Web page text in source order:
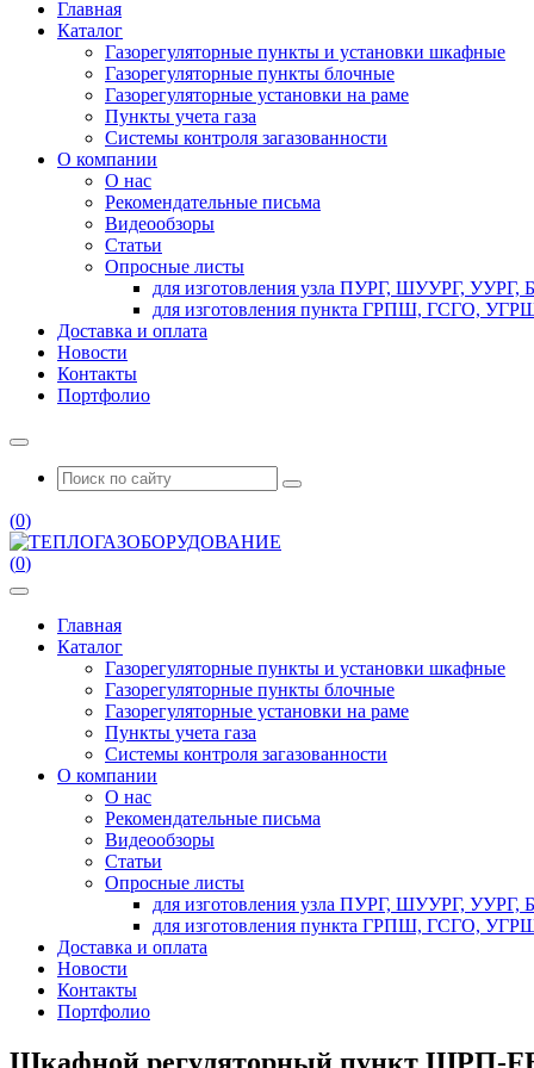
Главная
Каталог
Газорегуляторные пункты и установки шкафные
Газорегуляторные пункты блочные
Газорегуляторные установки на раме
Пункты учета газа
Системы контроля загазованности
О компании
О нас
Рекомендательные письма
Видеообзоры
Статьи
Опросные листы
для изготовления узла ПУРГ, ШУУРГ, УУРГ,
для изготовления пункта ГРПШ, ГСГО,
Доставка и оплата
Новости
Контакты
Портфолио
(0)
(0)
Главная
Каталог
Газорегуляторные пункты и установки шкафные
Газорегуляторные пункты блочные
Газорегуляторные установки на раме
Пункты учета газа
Системы контроля загазованности
О компании
О нас
Рекомендательные письма
Видеообзоры
Статьи
Опросные листы
для изготовления узла ПУРГ, ШУУРГ, УУРГ,
для изготовления пункта ГРПШ, ГСГО,
Доставка и оплата
Новости
Контакты
Портфолио
Шкафной регуляторный пункт ШРП-